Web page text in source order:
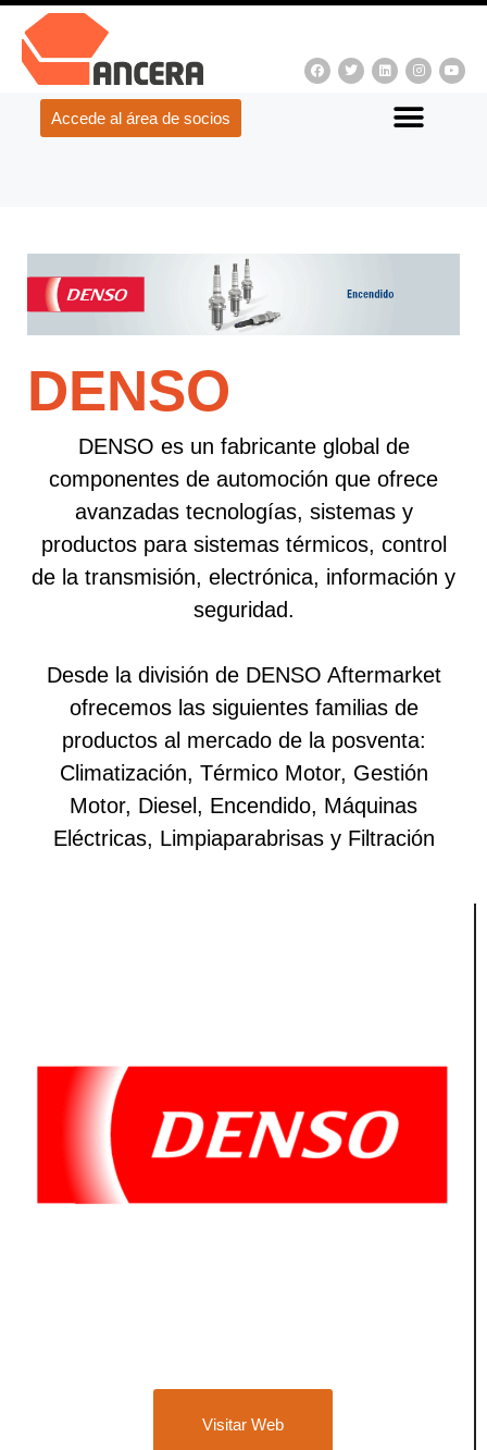
Accede al área de socios
Visitar Web
DENSO
DENSO es un fabricante global de
componentes de automoción que ofrece
avanzadas tecnologías, sistemas y
productos para sistemas térmicos, control
de la transmisión, electrónica, información y
seguridad.
Desde la división de DENSO Aftermarket
ofrecemos las siguientes familias de
productos al mercado de la posventa:
Climatización, Térmico Motor, Gestión
Motor, Diesel, Encendido, Máquinas
Eléctricas, Limpiaparabrisas y Filtración